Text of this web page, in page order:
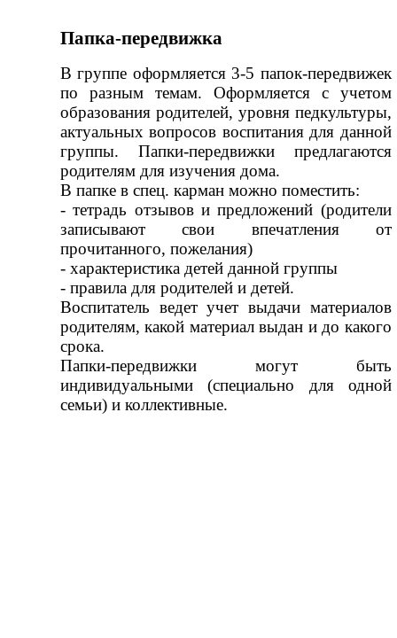
Папка-передвижка
В группе оформляется 3-5 папок-передвижек
по разным темам. Оформляется с учетом
образования родителей, уровня педкультуры,
актуальных вопросов воспитания для данной
группы. Папки-передвижки предлагаются
родителям для изучения дома.
В папке в спец. карман можно поместить:
- тетрадь отзывов и предложений (родители
записывают свои впечатления от
прочитанного, пожелания)
- характеристика детей данной группы
- правила для родителей и детей.
Воспитатель ведет учет выдачи материалов
родителям, какой материал выдан и до какого
срока.
Папки-передвижки могут быть
индивидуальными (специально для одной
семьи) и коллективные.